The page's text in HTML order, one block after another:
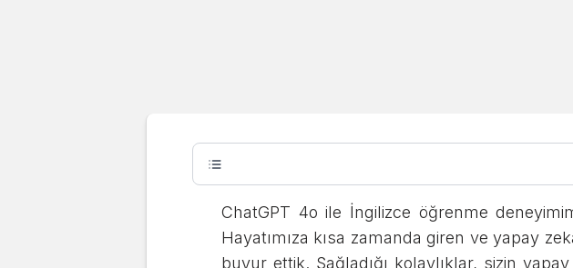
ChatGPT ile
Denedim ve
Paylaşıyorum!
ChatGPT 4o ile İngilizce öğrenme
Hayatımıza kısa zamanda giren ve yapay
buyur ettik. Sağladığı kolaylıklar, sizin